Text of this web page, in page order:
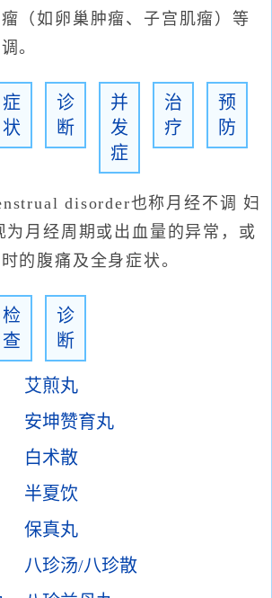
（如卵巢肿瘤、子宫肌瘤）等
。
症
状
诊
断
并
发
症
治
疗
预
防
disorder也称月经不调 妇
为月经周期或出血量的异常，或
的腹痛及全身症状。
检
查
诊
断
艾煎丸
安坤赞育丸
白术散
半夏饮
保真丸
八珍汤/八珍散